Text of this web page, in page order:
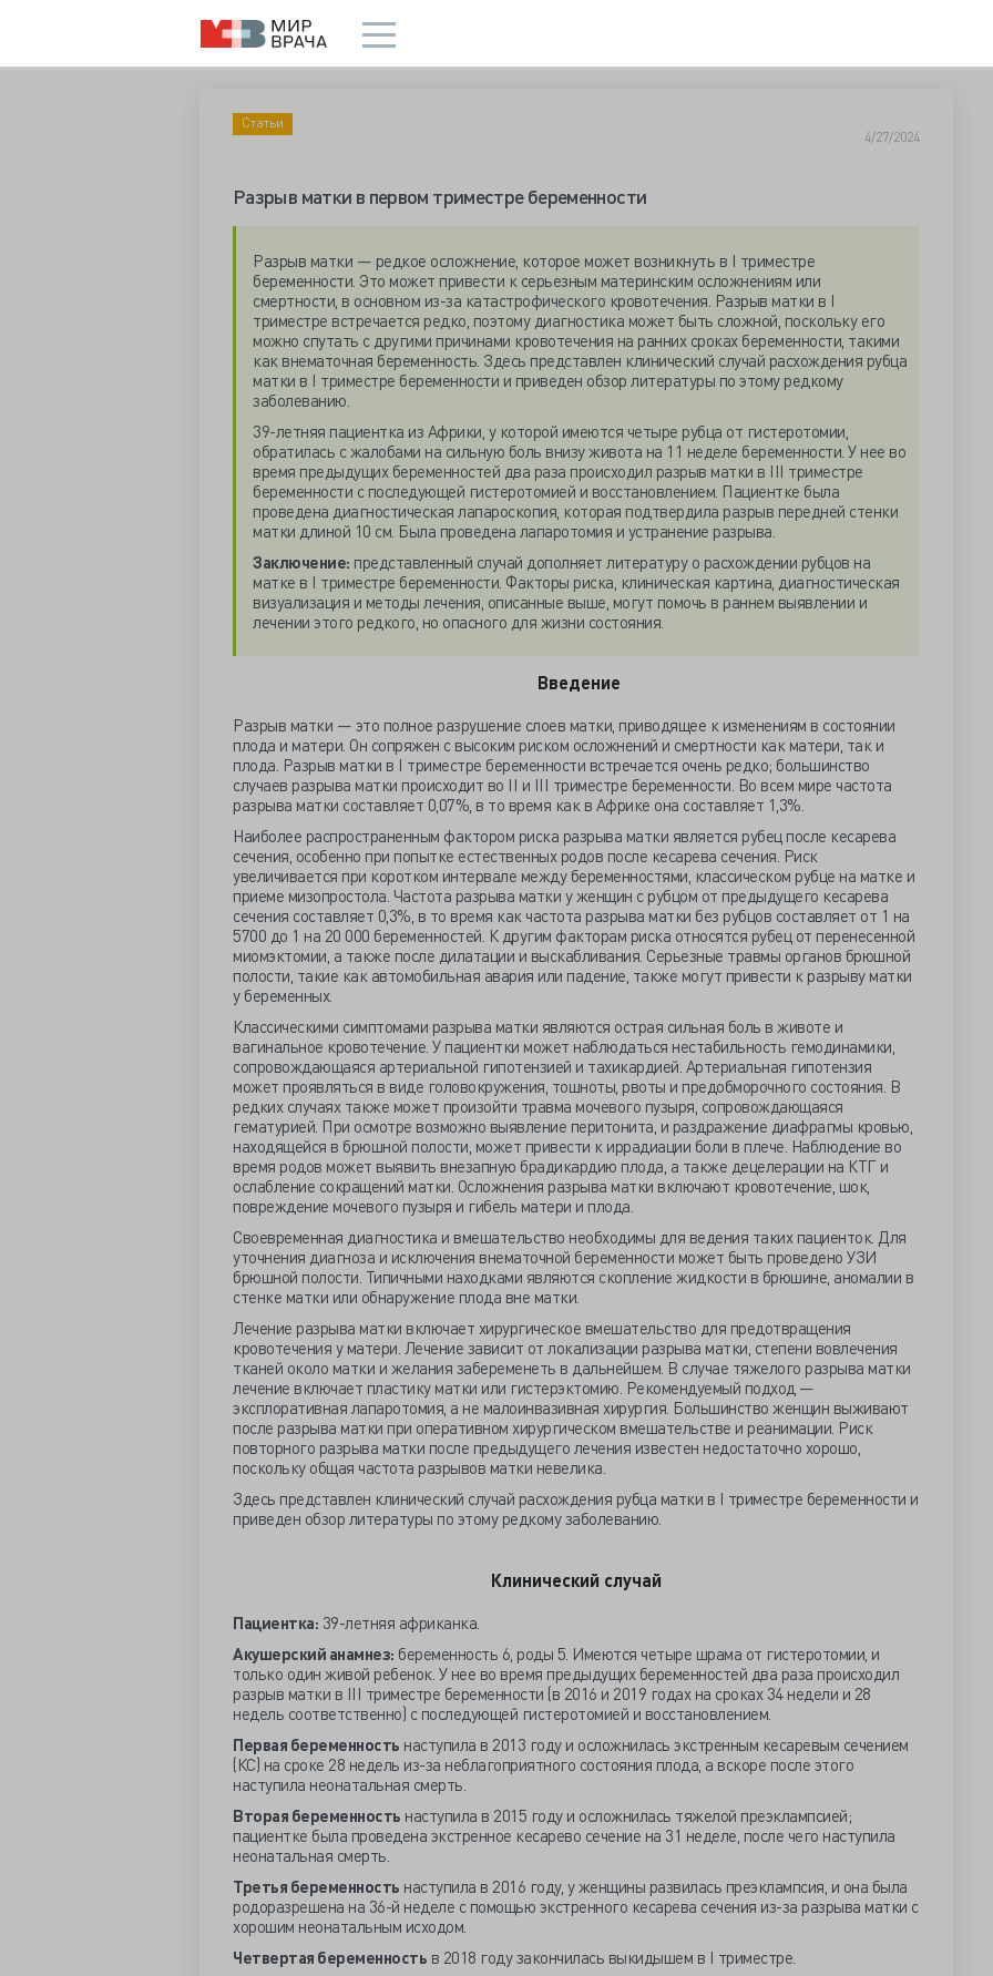
Статьи
4/27/2024
Разрыв матки в первом триместре беременности
Разрыв матки — редкое осложнение, которое может возникнуть в I триместре
беременности. Это может привести к серьезным материнским осложнениям или
смертности, в основном из-за катастрофического кровотечения. Разрыв матки в I
триместре встречается редко, поэтому диагностика может быть сложной, поскольку его
можно спутать с другими причинами кровотечения на ранних сроках беременности, такими
как внематочная беременность. Здесь представлен клинический случай расхождения рубца
матки в I триместре беременности и приведен обзор литературы по этому редкому
заболеванию.
39-летняя пациентка из Африки, у которой имеются четыре рубца от гистеротомии,
обратилась с жалобами на сильную боль внизу живота на 11 неделе беременности. У нее во
время предыдущих беременностей два раза происходил разрыв матки в III триместре
беременности с последующей гистеротомией и восстановлением. Пациентке была
проведена диагностическая лапароскопия, которая подтвердила разрыв передней стенки
матки длиной 10 см. Была проведена лапаротомия и устранение разрыва.
Заключение: представленный случай дополняет литературу о расхождении рубцов на
матке в I триместре беременности. Факторы риска, клиническая картина, диагностическая
визуализация и методы лечения, описанные выше, могут помочь в раннем выявлении и
лечении этого редкого, но опасного для жизни состояния.
Введение
Разрыв матки — это полное разрушение слоев матки, приводящее к изменениям в состоянии
плода и матери. Он сопряжен с высоким риском осложнений и смертности как матери, так и
плода. Разрыв матки в I триместре беременности встречается очень редко; большинство
случаев разрыва матки происходит во II и III триместре беременности. Во всем мире частота
разрыва матки составляет 0,07%, в то время как в Африке она составляет 1,3%.
Наиболее распространенным фактором риска разрыва матки является рубец после кесарева
сечения, особенно при попытке естественных родов после кесарева сечения. Риск
увеличивается при коротком интервале между беременностями, классическом рубце на матке и
приеме мизопростола. Частота разрыва матки у женщин с рубцом от предыдущего кесарева
сечения составляет 0,3%, в то время как частота разрыва матки без рубцов составляет от 1 на
5700 до 1 на 20 000 беременностей. К другим факторам риска относятся рубец от перенесенной
миомэктомии, а также после дилатации и выскабливания. Серьезные травмы органов брюшной
полости, такие как автомобильная авария или падение, также могут привести к разрыву матки
у беременных.
Классическими симптомами разрыва матки являются острая сильная боль в животе и
вагинальное кровотечение. У пациентки может наблюдаться нестабильность гемодинамики,
сопровождающаяся артериальной гипотензией и тахикардией. Артериальная гипотензия
может проявляться в виде головокружения, тошноты, рвоты и предобморочного состояния. В
редких случаях также может произойти травма мочевого пузыря, сопровождающаяся
гематурией. При осмотре возможно выявление перитонита, и раздражение диафрагмы кровью,
находящейся в брюшной полости, может привести к иррадиации боли в плече. Наблюдение во
время родов может выявить внезапную брадикардию плода, а также децелерации на КТГ и
ослабление сокращений матки. Осложнения разрыва матки включают кровотечение, шок,
повреждение мочевого пузыря и гибель матери и плода.
Своевременная диагностика и вмешательство необходимы для ведения таких пациенток. Для
уточнения диагноза и исключения внематочной беременности может быть проведено УЗИ
брюшной полости. Типичными находками являются скопление жидкости в брюшине, аномалии в
стенке матки или обнаружение плода вне матки.
Лечение разрыва матки включает хирургическое вмешательство для предотвращения
кровотечения у матери. Лечение зависит от локализации разрыва матки, степени вовлечения
тканей около матки и желания забеременеть в дальнейшем. В случае тяжелого разрыва матки
лечение включает пластику матки или гистерэктомию. Рекомендуемый подход —
эксплоративная лапаротомия, а не малоинвазивная хирургия. Большинство женщин выживают
после разрыва матки при оперативном хирургическом вмешательстве и реанимации. Риск
повторного разрыва матки после предыдущего лечения известен недостаточно хорошо,
поскольку общая частота разрывов матки невелика.
Здесь представлен клинический случай расхождения рубца матки в I триместре беременности и
приведен обзор литературы по этому редкому заболеванию.
Клинический случай
Пациентка: 39-летняя африканка.
Акушерский анамнез: беременность 6, роды 5. Имеются четыре шрама от гистеротомии, и
только один живой ребенок. У нее во время предыдущих беременностей два раза происходил
разрыв матки в III триместре беременности (в 2016 и 2019 годах на сроках 34 недели и 28
недель соответственно) с последующей гистеротомией и восстановлением.
Первая беременность наступила в 2013 году и осложнилась экстренным кесаревым сечением
(КС) на сроке 28 недель из-за неблагоприятного состояния плода, а вскоре после этого
наступила неонатальная смерть.
Вторая беременность наступила в 2015 году и осложнилась тяжелой преэклампсией;
пациентке была проведена экстренное кесарево сечение на 31 неделе, после чего наступила
неонатальная смерть.
Третья беременность наступила в 2016 году, у женщины развилась преэклампсия, и она была
родоразрешена на 36-й неделе с помощью экстренного кесарева сечения из-за разрыва матки с
хорошим неонатальным исходом.
Четвертая беременность в 2018 году закончилась выкидышем в I триместре.